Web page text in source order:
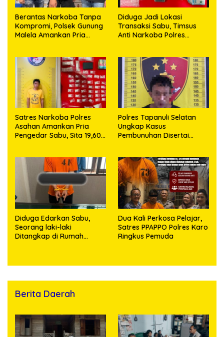
Berantas Narkoba Tanpa
Kompromi, Polsek Gunung
Malela Amankan Pria
Diduga Jadi Lokasi
Transaksi Sabu, Timsus
Anti Narkoba Polres
63,67 Gram Sabu
Satres Narkoba Polres
Asahan Amankan Pria
Pengedar Sabu, Sita 19,60
Polres Tapanuli Selatan
Ungkap Kasus
Pembunuhan Disertai
Ditangkap
Diduga Edarkan Sabu,
Seorang laki-laki
Ditangkap di Rumah
Dua Kali Perkosa Pelajar,
Satres PPAPPO Polres Karo
Ringkus Pemuda
Berita Daerah